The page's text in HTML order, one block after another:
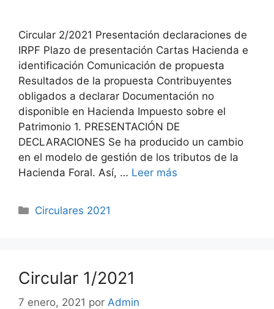
Circular 2/2021 Presentación declaraciones de
IRPF Plazo de presentación Cartas Hacienda e
identificación Comunicación de propuesta
Resultados de la propuesta Contribuyentes
obligados a declarar Documentación no
disponible en Hacienda Impuesto sobre el
Patrimonio 1. PRESENTACIÓN DE
DECLARACIONES Se ha producido un cambio
en el modelo de gestión de los tributos de la
Hacienda Foral. Así, … Leer más
Circulares 2021
Circular 1/2021
7 enero, 2021 por Admin